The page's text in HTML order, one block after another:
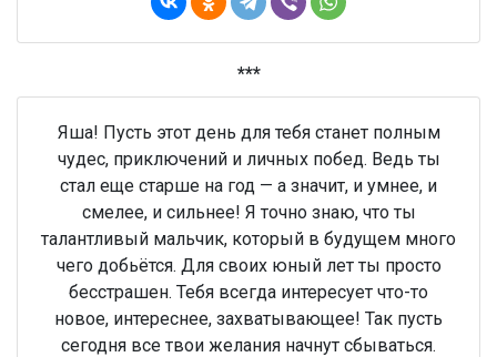
***
Яша! Пусть этот день для тебя станет полным
чудес, приключений и личных побед. Ведь ты
стал еще старше на год — а значит, и умнее, и
смелее, и сильнее! Я точно знаю, что ты
талантливый мальчик, который в будущем много
чего добьётся. Для своих юный лет ты просто
бесстрашен. Тебя всегда интересует что-то
новое, интереснее, захватывающее! Так пусть
сегодня все твои желания начнут сбываться.